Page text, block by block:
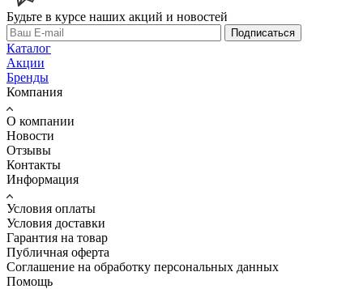
Будьте в курсе наших акций и новостей
Подписаться
Каталог
Акции
Бренды
Компания
О компании
Новости
Отзывы
Контакты
Информация
Условия оплаты
Условия доставки
Гарантия на товар
Публичная оферта
Соглашение на обработку персональных данных
Помощь